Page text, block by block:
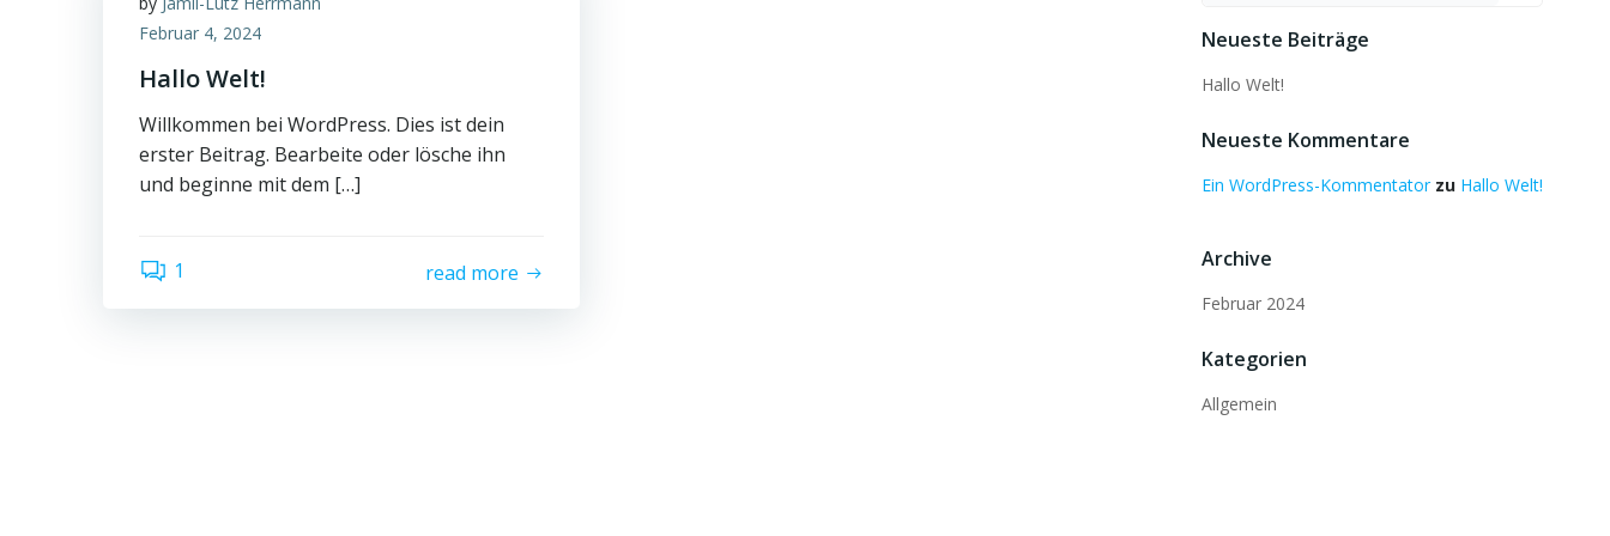
Februar 4, 2024
Hallo Welt!
Willkommen bei WordPress. Dies ist dein
erster Beitrag. Bearbeite oder lösche ihn
und beginne mit dem […]
1 read more
Neueste Beiträge
Hallo Welt!
Neueste Kommentare
Ein WordPress-Kommentatorzu Hallo Welt!
Archive
Februar 2024
Kategorien
Allgemein